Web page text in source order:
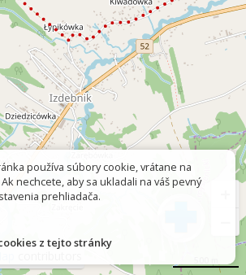
používa súbory cookie, vrátane na
nechcete, aby sa ukladali na váš pevný
prehliadača.
z tejto stránky